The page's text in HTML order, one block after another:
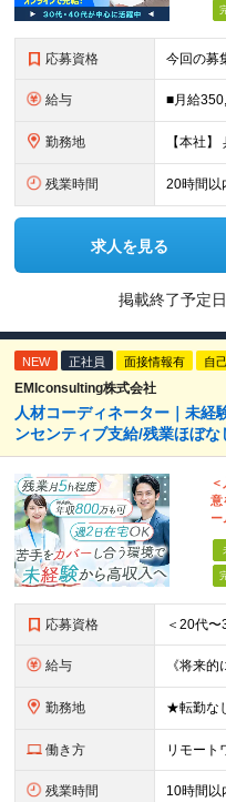
応募資格
給与
勤務地
残業時間 20時間以
求人を見る
掲載終了予定日
NEW 正社員 面接情報有 自
EMIconsulting株式会社
人材コーディネーター｜未経
ンセンティブ支給/残業ほぼな
意
ー
応募資格
給与
勤務地
働き方 リモート
残業時間 10時間以